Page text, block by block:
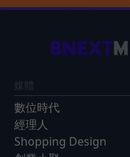
媒體
數位時代
經理人
Shopping Design